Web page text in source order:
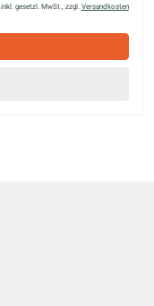
inkl. gesetzl. MwSt., zzgl. Versandkosten